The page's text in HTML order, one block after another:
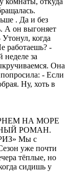
. Да и без
А он выгоняет
когда
работаешь? -
за
Она
- Если
Ну, хоть в
НА МОРЕ
РОМАН.
Мы с
уже почти
тёплые, но
сидишь у